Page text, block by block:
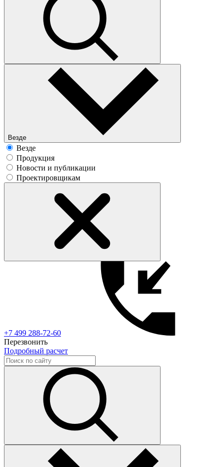
Везде
Везде
Продукция
Новости и публикации
Проектировщикам
+7 499 288-72-60
Перезвонить
Подробный расчет